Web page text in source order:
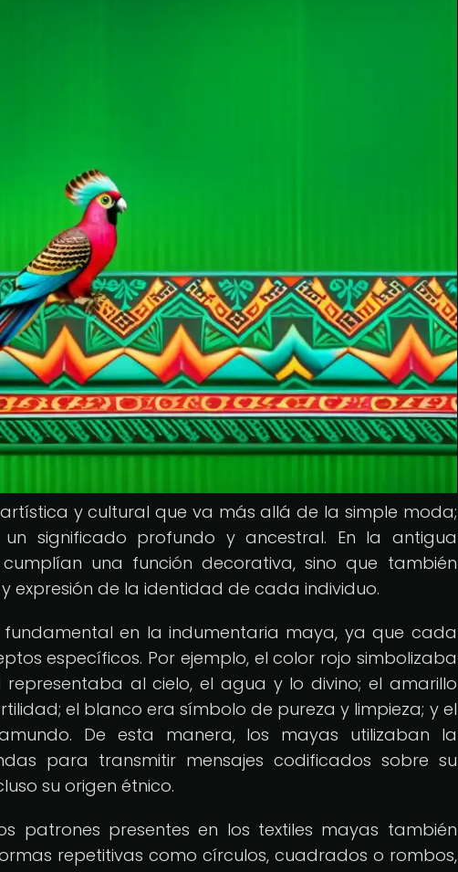
y cultural que va más allá de la simple moda;
significado profundo y ancestral. En la antigua
una función decorativa, sino que también
expresión de la identidad de cada individuo.
en la indumentaria maya, ya que cada
específicos. Por ejemplo, el color rojo simbolizaba
al cielo, el agua y lo divino; el amarillo
el blanco era símbolo de pureza y limpieza; y el
De esta manera, los mayas utilizaban la
para transmitir mensajes codificados sobre su
su origen étnico.
patrones presentes en los textiles mayas también
repetitivas como círculos, cuadrados o rombos,